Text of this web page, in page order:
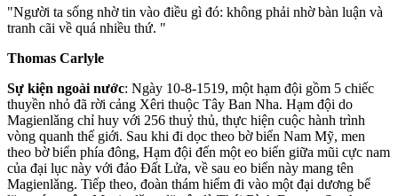
"Người ta sống nhờ tin vào điều gì đó: không phải nhờ bàn luận và
tranh cãi về quá nhiều thứ. "
Thomas Carlyle
Sự kiện ngoài nước: Ngày 10-8-1519, một hạm đội gồm 5 chiếc
thuyền nhỏ đã rời cảng Xêri thuộc Tây Ban Nha. Hạm đội do
Magienlǎng chỉ huy với 256 thuỷ thủ, thực hiện cuộc hành trình
vòng quanh thế giới. Sau khi đi dọc theo bờ biển Nam Mỹ, men
theo bờ biển phía đông, Hạm đội đến một eo biển giữa mũi cực nam
của đại lục này với đảo Đất Lửa, về sau eo biển này mang tên
Magienlǎng. Tiếp theo, đoàn thám hiểm đi vào một đại dương bể